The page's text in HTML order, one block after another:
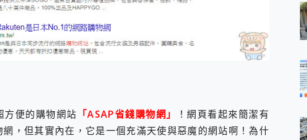
方便的購物網站 「ASAP省錢購物網」
！網頁看起來簡潔有
，但其實內在，它是一個充滿天使與惡魔的網站啊！為什